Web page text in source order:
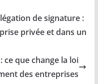
de signature :
privée et dans un
ce que change la loi
des entreprises